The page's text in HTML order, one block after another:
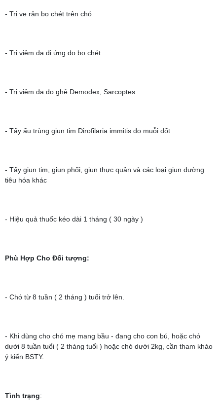
- Trị ve rận bọ chét trên chó
- Trị viêm da dị ứng do bọ chét
- Trị viêm da do ghẻ Demodex, Sarcoptes
- Tẩy ấu trùng giun tim Dirofilaria immitis do muỗi đốt
- Tẩy giun tim, giun phổi, giun thực quản và các loại giun đường
tiêu hóa khác
- Hiệu quả thuốc kéo dài 1 tháng ( 30 ngày )
Phù Hợp Cho Đối tượng:
- Chó từ 8 tuần ( 2 tháng ) tuổi trở lên.
- Khi dùng cho chó mẹ mang bầu - đang cho con bú, hoặc chó
dưới 8 tuần tuổi ( 2 tháng tuổi ) hoặc chó dưới 2kg, cần tham khảo
ý kiến BSTY.
Tình trạng: